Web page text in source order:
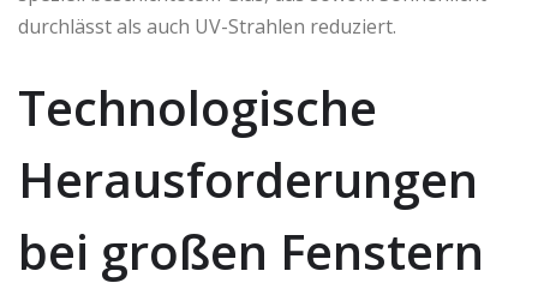
durchlässt als auch UV-Strahlen reduziert.
Technologische
Herausforderungen
bei großen Fenstern